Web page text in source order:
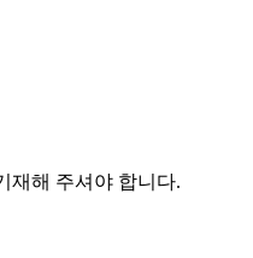
재해 주셔야 합니다.